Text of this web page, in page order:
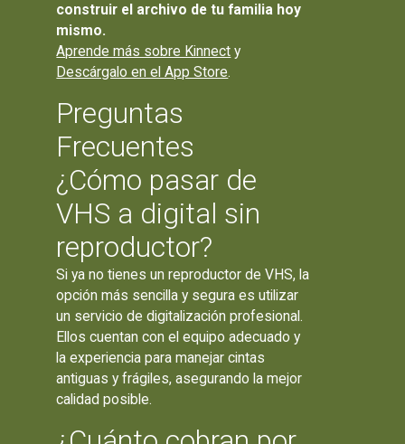
construir el archivo de tu familia hoy
mismo.
Aprende más sobre Kinnect y
Descárgalo en el App Store.
Preguntas
Frecuentes
¿Cómo pasar de
VHS a digital sin
reproductor?
Si ya no tienes un reproductor de VHS, la
opción más sencilla y segura es utilizar
un servicio de digitalización profesional.
Ellos cuentan con el equipo adecuado y
la experiencia para manejar cintas
antiguas y frágiles, asegurando la mejor
calidad posible.